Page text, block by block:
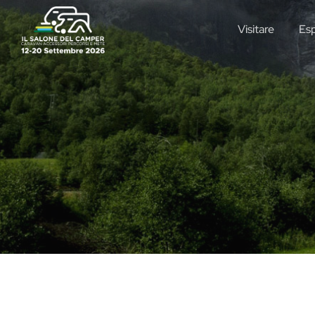
Visitare
Roller Team